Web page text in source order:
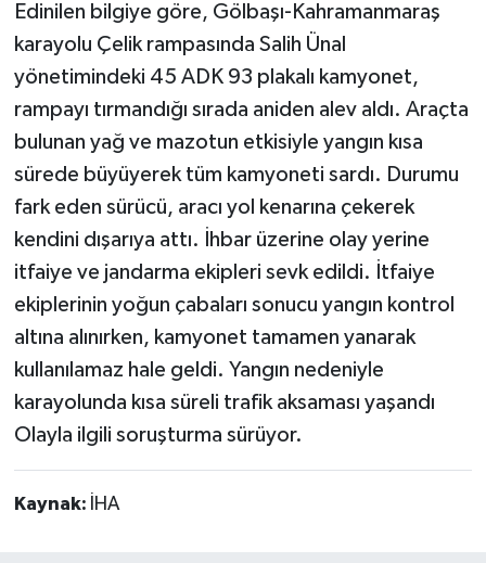
Edinilen bilgiye göre, Gölbaşı-Kahramanmaraş
karayolu Çelik rampasında Salih Ünal
yönetimindeki 45 ADK 93 plakalı kamyonet,
rampayı tırmandığı sırada aniden alev aldı. Araçta
bulunan yağ ve mazotun etkisiyle yangın kısa
sürede büyüyerek tüm kamyoneti sardı. Durumu
fark eden sürücü, aracı yol kenarına çekerek
kendini dışarıya attı. İhbar üzerine olay yerine
itfaiye ve jandarma ekipleri sevk edildi. İtfaiye
ekiplerinin yoğun çabaları sonucu yangın kontrol
altına alınırken, kamyonet tamamen yanarak
kullanılamaz hale geldi. Yangın nedeniyle
karayolunda kısa süreli trafik aksaması yaşandı
Olayla ilgili soruşturma sürüyor.
Kaynak: İHA